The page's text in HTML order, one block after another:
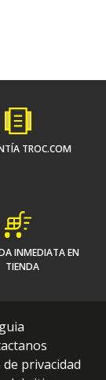
TROC.COM
INMEDIATA EN
TIENDA
de privacidad